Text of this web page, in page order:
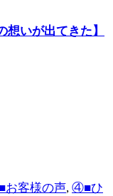
いが出てきた】
客様の声, ④■ひ